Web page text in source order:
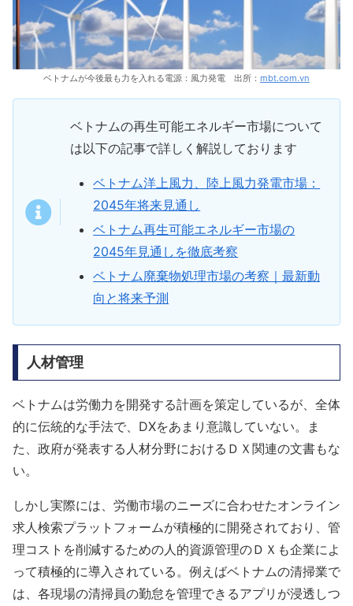
ベトナムが今後最も力を入れる電源：風力発電 出所： mbt.com.vn
ベトナムの再生可能エネルギー市場について
は以下の記事で詳しく解説しております
ベトナム洋上風力、陸上風力発電市場：
2045年将来見通し
ベトナム再生可能エネルギー市場の
2045年見通しを徹底考察
ベトナム廃棄物処理市場の考察｜最新動
向と将来予測
人材管理
ベトナムは労働力を開発する計画を策定しているが、全体
的に伝統的な手法で、DXをあまり意識していない。ま
た、政府が発表する人材分野におけるＤＸ関連の文書もな
い。
しかし実際には、労働市場のニーズに合わせたオンライン
求人検索プラットフォームが積極的に開発されており、管
理コストを削減するための人的資源管理のＤＸも企業によ
って積極的に導入されている。例えばベトナムの清掃業で
は、各現場の清掃員の勤怠を管理できるアプリが浸透しつ